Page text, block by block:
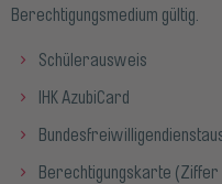
Berechtigungsmedium gültig.
Schülerausweis
IHK AzubiCard
Berechtigungskarte (Ziffer